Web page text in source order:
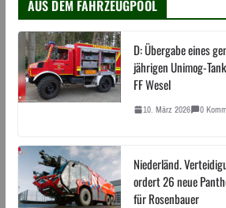
AUS DEM FAHRZEUGPOOL
D: Übergabe eines
jährigen Unimog-
FF Wesel
10. März 2026 0
Niederländ.
ordert 26 neue
für Rosenbauer